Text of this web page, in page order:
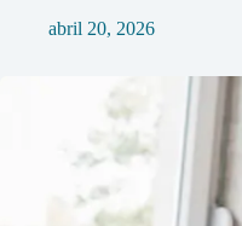
abril 20, 2026